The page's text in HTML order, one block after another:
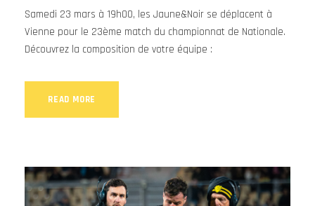
Samedi 23 mars à 19h00, les Jaune&Noir se déplacent à
Vienne pour le 23ème match du championnat de Nationale.
Découvrez la composition de votre équipe :
READ MORE